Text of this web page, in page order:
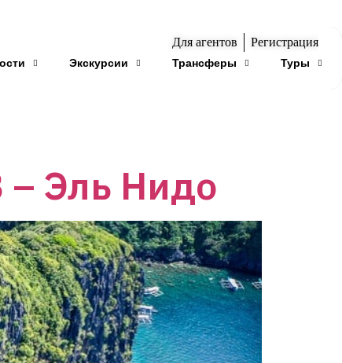
Для агентов Регистрация
Экскурсии Трансферы Туры
– Эль Нидо